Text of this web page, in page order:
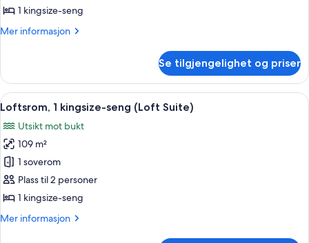
1 kingsize-seng
Mer informasjon
Mer
(Palladian)
Se tilgjengelighet og priser
Åpne
alle
bildene
av
Loftsrom,
1
kingsize-
(Loft
Loftsrom, 1 kingsize-seng (Loft
17
Loftsrom, 1 kingsize-seng (Loft Suite)
Utsikt mot bukt
109 m²
1 soverom
Plass til 2 personer
1 kingsize-seng
Mer informasjon
Mer